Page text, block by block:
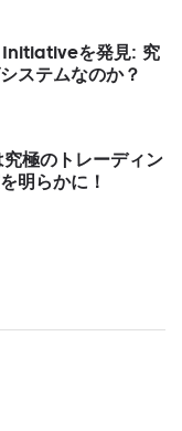
を発見: 究
ステムなのか？
極のトレーディン
明らかに！